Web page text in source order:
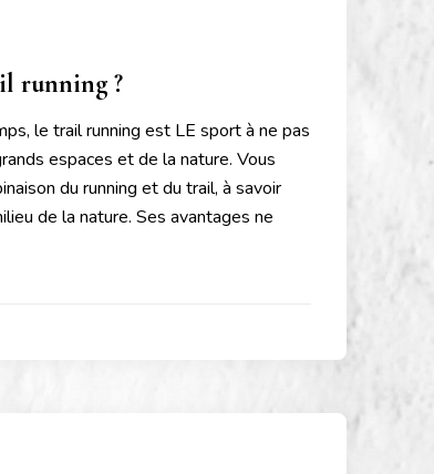
running ?
le trail running est LE sport à ne pas
espaces et de la nature. Vous
du running et du trail, à savoir
de la nature. Ses avantages ne